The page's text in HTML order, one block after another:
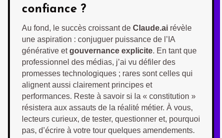
confiance ?
Au fond, le succès croissant de Claude.ai révèle
une aspiration : conjuguer puissance de l’IA
générative etgouvernance explicite. En tant que
professionnel des médias, j’ai vu défiler des
promesses technologiques ; rares sont celles qui
alignent aussi clairement principes et
performances. Reste à savoir si la « constitution »
résistera aux assauts de la réalité métier. À vous,
lecteurs curieux, de tester, questionner et, pourquoi
pas, d’écrire à votre tour quelques amendements.